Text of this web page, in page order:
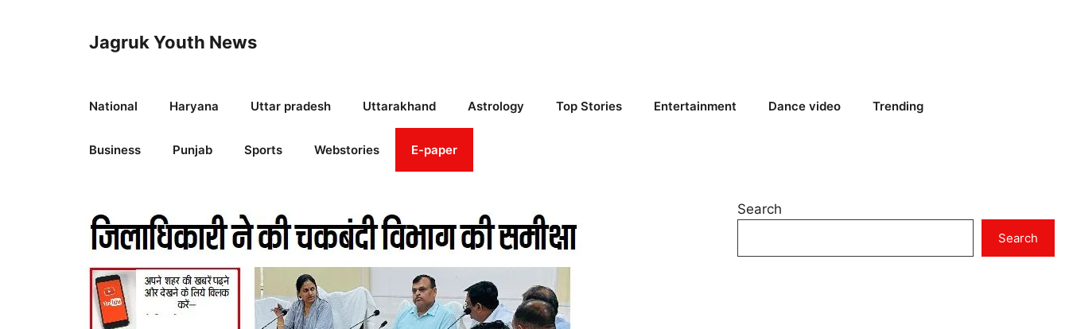
Jagruk Youth News
National Haryana Uttar pradesh Uttarakhand Astrology Top Stories Entertainment Dance video Trending
Business Punjab Sports Webstories E-paper
Search
Search